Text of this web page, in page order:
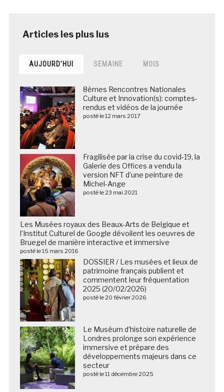
AUJOURD’HUI SEMAINE MOIS
8èmes Rencontres Nationales
Culture et Innovation(s): comptes-
rendus et vidéos de la journée
posté le 12 mars 2017
Fragilisée par la crise du covid-19, la
Galerie des Offices a vendu la
version NFT d’une peinture de
Michel-Ange
posté le 23 mai 2021
Les Musées royaux des Beaux-Arts de Belgique et
l’Institut Culturel de Google dévoilent les oeuvres de
Bruegel de manière interactive et immersive
posté le 15 mars 2016
DOSSIER / Les musées et lieux de
patrimoine français publient et
commentent leur fréquentation
2025 (20/02/2026)
posté le 20 février 2026
Le Muséum d’histoire naturelle de
Londres prolonge son expérience
immersive et prépare des
développements majeurs dans ce
secteur
posté le 11 décembre 2025